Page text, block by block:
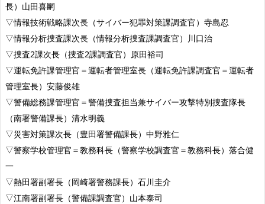
長）山田喜嗣
▽情報技術戦略課次長（サイバー犯罪対策課調査官）寺島忍
▽情報分析捜査課次長（情報分析捜査課調査官）川口治
▽捜査2課次長（捜査2課調査官）原田裕司
▽運転免許課管理官＝運転者管理室長（運転免許課調査官＝運転者
管理室長）安藤俊雄
▽警備総務課管理官＝警備捜査担当兼サイバー攻撃特別捜査隊長
（南署警備課長）清水明義
▽災害対策課次長（豊田署警備課長）中野雅仁
▽警察学校管理官＝教務科長（警察学校調査官＝教務科長）落合健
一
▽熱田署副署長（岡崎署警務課長）石川圭介
▽江南署副署長（警備課調査官）山本泰司